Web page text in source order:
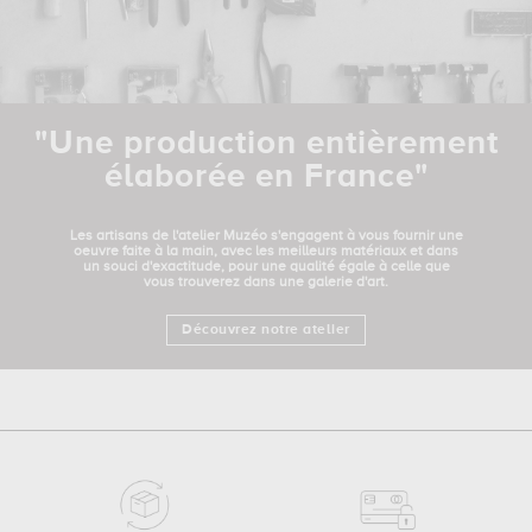
"Une production entièrement
élaborée en France"
Les artisans de l'atelier Muzéo s'engagent à vous fournir une
oeuvre faite à la main, avec les meilleurs matériaux et dans
un souci d'exactitude, pour une qualité égale à celle que
vous trouverez dans une galerie d'art.
Découvrez notre atelier